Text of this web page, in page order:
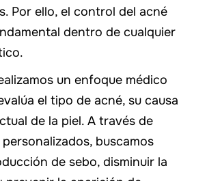
Por ello, el control del acné
dentro de cualquier
un enfoque médico
el tipo de acné, su causa
de la piel. A través de
buscamos
de sebo, disminuir la